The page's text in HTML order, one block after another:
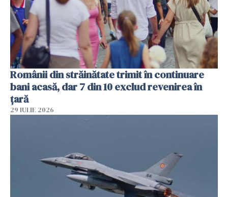
Românii din străinătate trimit în continuare
bani acasă, dar 7 din 10 exclud revenirea în
țară
29 IULIE 2026